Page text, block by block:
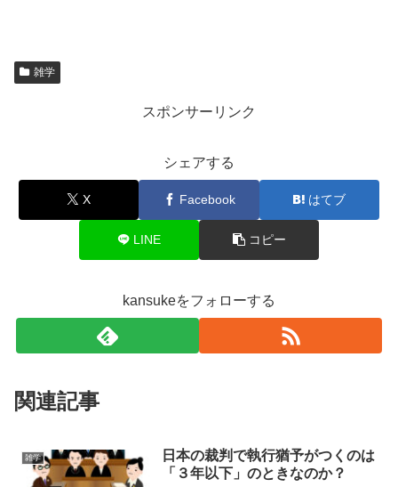
雑学
スポンサーリンク
シェアする
X Facebook はてブ
LINE コピー
kansukeをフォローする
関連記事
雑学
日本の裁判で執行猶予がつくのは
「３年以下」のときなのか？